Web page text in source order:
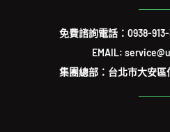
免費諮詢電話： 0938-
EMAIL:
集團總部：台北市大安區